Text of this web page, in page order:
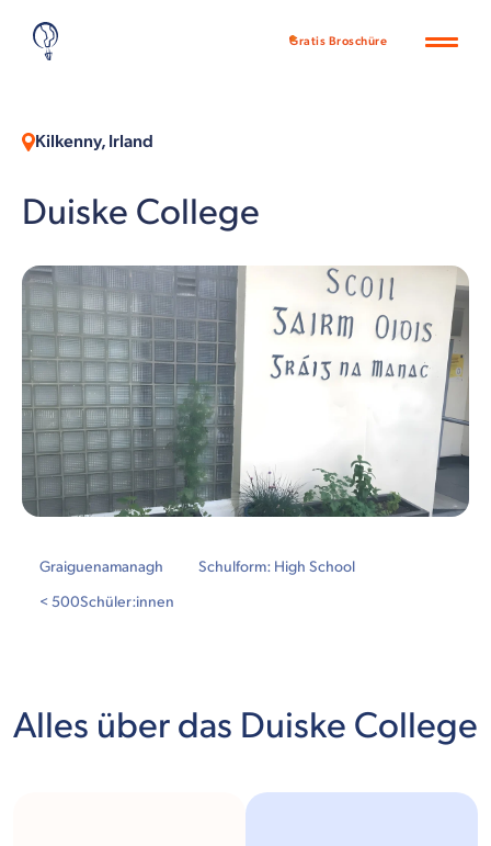
Gratis Broschüre
Kilkenny, Irland
Duiske College
Graiguenamanagh
Schulform: High School
< 500Schüler:innen
Alles über das Duiske College